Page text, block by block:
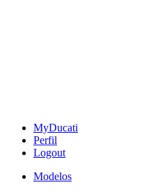
MyDucati
Perfil
Logout
Modelos